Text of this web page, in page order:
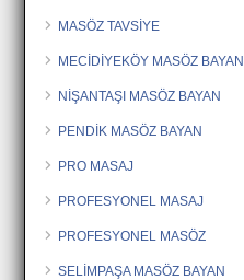
MASÖZ TAVSİYE
MECİDİYEKÖY MASÖZ BAYAN
NİŞANTAŞI MASÖZ BAYAN
PENDİK MASÖZ BAYAN
PRO MASAJ
PROFESYONEL MASAJ
PROFESYONEL MASÖZ
SELİMPAŞA MASÖZ BAYAN